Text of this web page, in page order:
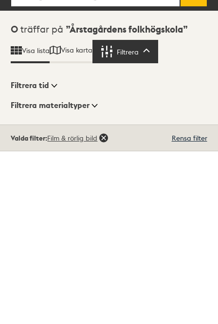
Sökresultat
0 träffar på Årstagårdens folkhögskola
Visa lista Visa karta Filtrera
Visningsläge
Filtrera tid
Filtrera materialtyper
träffar
Valda filter:Film & rörlig bild Rensa filter